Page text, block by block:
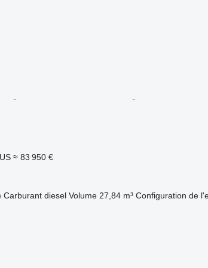
≈ 83 950 €
Carburant diesel Volume 27,84 m³ Configuration de